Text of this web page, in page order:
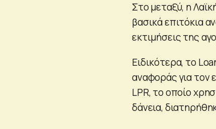
Στο μεταξύ, η
βασικά επιτόκια
εκτιμήσεις της
Ειδικότερα, το
αναφοράς για τον
LPR, το οποίο
δάνεια,